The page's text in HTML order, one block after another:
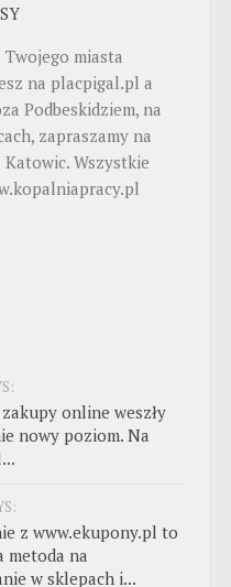
Twojego miasta
na placpigal.pl a
Podbeskidziem, na
zapraszamy na
Wszystkie
online weszły
nowy poziom. Na
z www.ekupony.pl to
metoda na
w sklepach i...